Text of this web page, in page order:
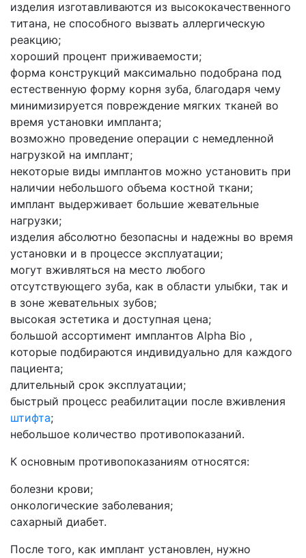
изделия изготавливаются из высококачественного
титана, не способного вызвать аллергическую
реакцию;
хороший процент приживаемости;
форма конструкций максимально подобрана под
естественную форму корня зуба, благодаря чему
минимизируется повреждение мягких тканей во
время установки импланта;
возможно проведение операции с немедленной
нагрузкой на имплант;
некоторые виды имплантов можно установить при
наличии небольшого объема костной ткани;
имплант выдерживает большие жевательные
нагрузки;
изделия абсолютно безопасны и надежны во время
установки и в процессе эксплуатации;
могут вживляться на место любого
отсутствующего зуба, как в области улыбки, так и
в зоне жевательных зубов;
высокая эстетика и доступная цена;
большой ассортимент имплантов Alpha Bio ,
которые подбираются индивидуально для каждого
пациента;
длительный срок эксплуатации;
быстрый процесс реабилитации после вживления
штифта;
небольшое количество противопоказаний.
К основным противопоказаниям относятся:
болезни крови;
онкологические заболевания;
сахарный диабет.
После того, как имплант установлен, нужно